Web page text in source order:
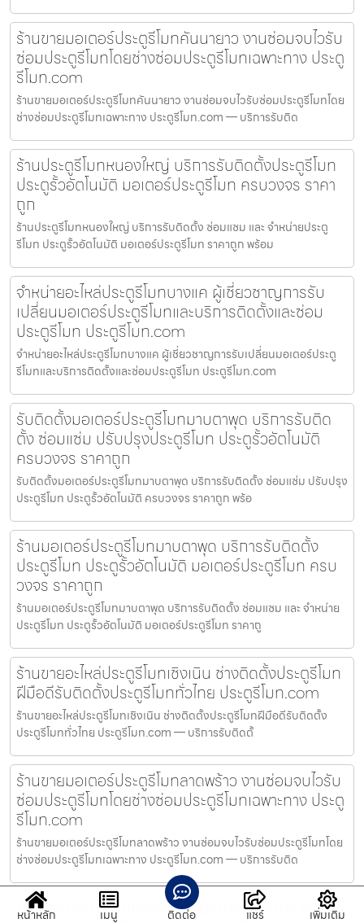
ร้านขายมอเตอร์ประตูรีโมทคันนายาว งานซ่อมจบไวรับ
ซ่อมประตูรีโมทโดยช่างซ่อมประตูรีโมทเฉพาะทาง ประตู
รีโมท.com
ร้านขายมอเตอร์ประตูรีโมทคันนายาว งานซ่อมจบไวรับซ่อมประตูรีโมทโดย
ช่างซ่อมประตูรีโมทเฉพาะทาง ประตูรีโมท.com — บริการรับติด
ร้านประตูรีโมทหนองใหญ่ บริการรับติดตั้งประตูรีโมท
ประตูรั้วอัตโนมัติ มอเตอร์ประตูรีโมท ครบวงจร ราคา
ถูก
ร้านประตูรีโมทหนองใหญ่ บริการรับติดตั้ง ซ่อมแซม และ จำหน่ายประตู
รีโมท ประตูรั้วอัตโนมัติ มอเตอร์ประตูรีโมท ราคาถูก พร้อม
จำหน่ายอะไหล่ประตูรีโมทบางแค ผู้เชี่ยวชาญการรับ
เปลี่ยนมอเตอร์ประตูรีโมทและบริการติดตั้งและซ่อม
ประตูรีโมท ประตูรีโมท.com
จำหน่ายอะไหล่ประตูรีโมทบางแค ผู้เชี่ยวชาญการรับเปลี่ยนมอเตอร์ประตู
รีโมทและบริการติดตั้งและซ่อมประตูรีโมท ประตูรีโมท.com
รับติดตั้งมอเตอร์ประตูรีโมทมาบตาพุด บริการรับติด
ตั้ง ซ่อมแซ่ม ปรับปรุงประตูรีโมท ประตูรั้วอัตโนมัติ
ครบวงจร ราคาถูก
รับติดตั้งมอเตอร์ประตูรีโมทมาบตาพุด บริการรับติดตั้ง ซ่อมแซ่ม ปรับปรุง
ประตูรีโมท ประตูรั้วอัตโนมัติ ครบวงจร ราคาถูก พร้อ
ร้านมอเตอร์ประตูรีโมทมาบตาพุด บริการรับติดตั้ง
ประตูรีโมท ประตูรั้วอัตโนมัติ มอเตอร์ประตูรีโมท ครบ
วงจร ราคาถูก
ร้านมอเตอร์ประตูรีโมทมาบตาพุด บริการรับติดตั้ง ซ่อมแซม และ จำหน่าย
ประตูรีโมท ประตูรั้วอัตโนมัติ มอเตอร์ประตูรีโมท ราคาถู
ร้านขายอะไหล่ประตูรีโมทเชิงเนิน ช่างติดตั้งประตูรีโมท
ฝีมือดีรับติดตั้งประตูรีโมททั่วไทย ประตูรีโมท.com
ร้านขายอะไหล่ประตูรีโมทเชิงเนิน ช่างติดตั้งประตูรีโมทฝีมือดีรับติดตั้ง
ประตูรีโมททั่วไทย ประตูรีโมท.com — บริการรับติดตั้
ร้านขายมอเตอร์ประตูรีโมทลาดพร้าว งานซ่อมจบไวรับ
ซ่อมประตูรีโมทโดยช่างซ่อมประตูรีโมทเฉพาะทาง ประตู
รีโมท.com
ร้านขายมอเตอร์ประตูรีโมทลาดพร้าว งานซ่อมจบไวรับซ่อมประตูรีโมทโดย
ช่างซ่อมประตูรีโมทเฉพาะทาง ประตูรีโมท.com — บริการรับติด
มอเตอร์ประตูรีโมทหนองใหญ่ บริการรับติดตั้ง ซ่อมแซ่
หน้าหลัก เมนู ติดต่อ แชร์ เพิ่มเติม